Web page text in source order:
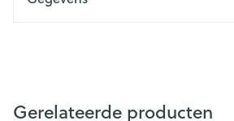
Gerelateerde producten